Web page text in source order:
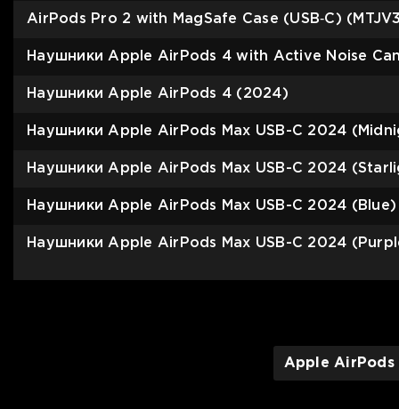
AirPods Pro 2 with MagSafe Case (USB‑C)
Наушники Apple AirPods 4 with Active Noise
Наушники Apple AirPods 4 (2024)
Наушники Apple AirPods Max USB-C 2024
Наушники Apple AirPods Max USB-C 2024
Наушники Apple AirPods Max USB-C 2024 (Blue)
Наушники Apple AirPods Max USB-C 2024
Apple AirPods